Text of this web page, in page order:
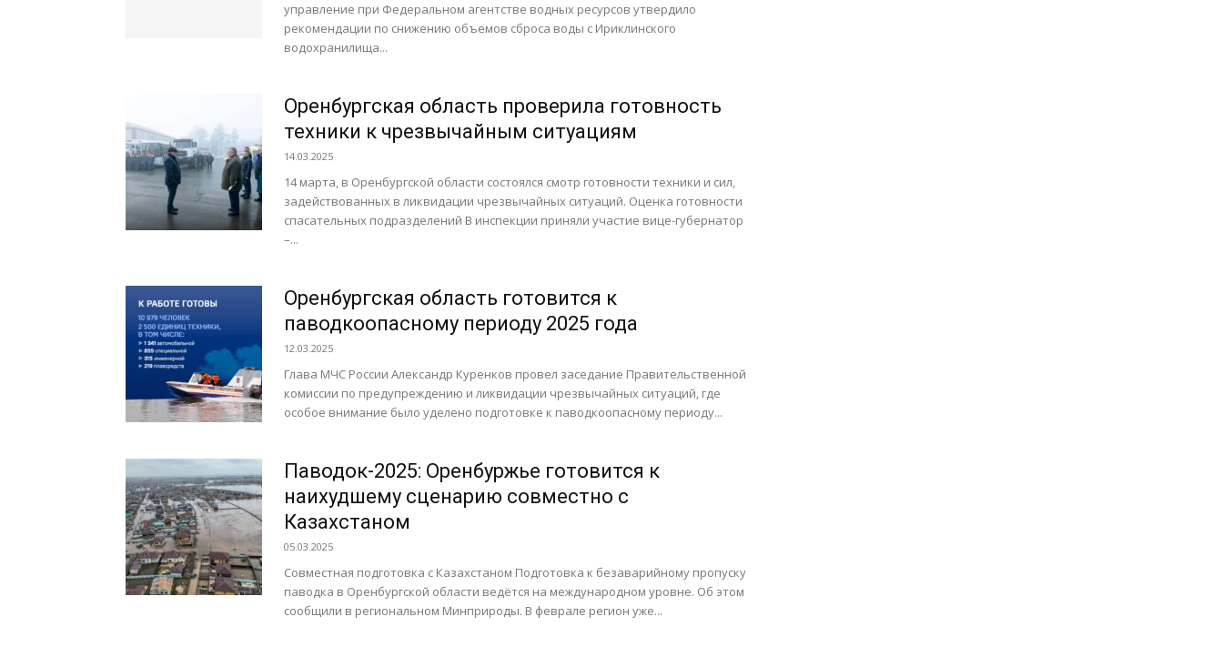
управление при Федеральном агентстве водных ресурсов утвердило
рекомендации по снижению объемов сброса воды с Ириклинского
водохранилища...
Оренбургская область проверила готовность
техники к чрезвычайным ситуациям
14.03.2025
14 марта, в Оренбургской области состоялся смотр готовности техники и сил,
задействованных в ликвидации чрезвычайных ситуаций. Оценка готовности
спасательных подразделений В инспекции приняли участие вице-губернатор
–...
Оренбургская область готовится к
паводкоопасному периоду 2025 года
12.03.2025
Глава МЧС России Александр Куренков провел заседание Правительственной
комиссии по предупреждению и ликвидации чрезвычайных ситуаций, где
особое внимание было уделено подготовке к паводкоопасному периоду...
Паводок-2025: Оренбуржье готовится к
наихудшему сценарию совместно с
Казахстаном
05.03.2025
Совместная подготовка с Казахстаном Подготовка к безаварийному пропуску
паводка в Оренбургской области ведётся на международном уровне. Об этом
сообщили в региональном Минприроды. В феврале регион уже...